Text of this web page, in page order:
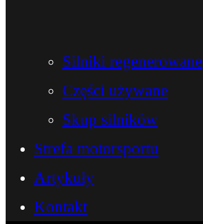
Silniki regenerowane
Części używane
Skup silników
Strefa motorsportu
Artykuły
Kontakt